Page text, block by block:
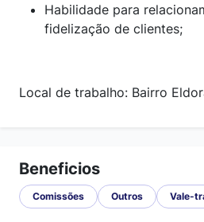
Habilidade para
fidelização de clientes;
Local de trabalho: Bairro
Beneficios
Comissões Outros Vale-